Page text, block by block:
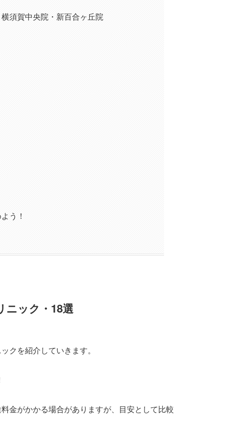
須賀中央院・新百合ヶ丘院
う！
ニック・18選
クを紹介していきます。
金がかかる場合がありますが、目安として比較